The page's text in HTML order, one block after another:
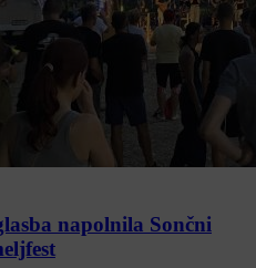
napolnila Sončni